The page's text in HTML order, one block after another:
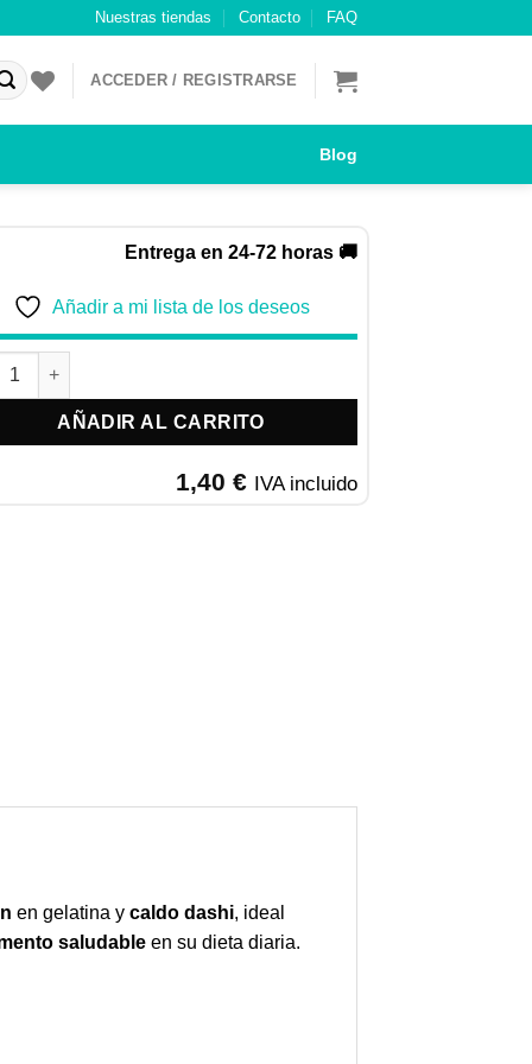
Nuestras tiendas Contacto FAQ
ACCEDER / REGISTRARSE
Blog
Entrega en 24-72 horas 🚚
Añadir a mi lista de los deseos
Dashi Silky Broth pollo y atún 40GR cantidad
AÑADIR AL CARRITO
1,40 € IVA incluido
en gelatina y caldo dashi, ideal
saludable en su dieta diaria.